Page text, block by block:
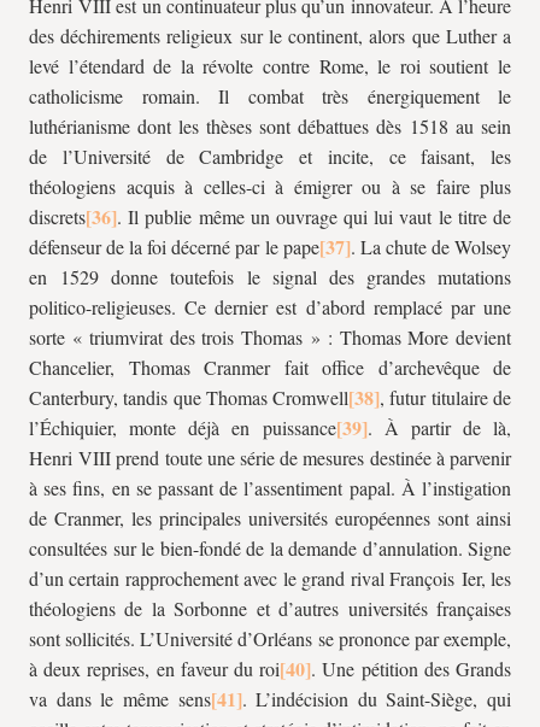
Henri VIII est un continuateur plus qu’un innovateur. À l’heure
des déchirements religieux sur le continent, alors que Luther a
levé l’étendard de la révolte contre Rome, le roi soutient le
catholicisme romain. Il combat très énergiquement le
luthérianisme dont les thèses sont débattues dès 1518 au sein
de l’Université de Cambridge et incite, ce faisant, les
théologiens acquis à celles-ci à émigrer ou à se faire plus
discrets
. Il publie même un ouvrage qui lui vaut le titre de
défenseur de la foi décerné par le pape
. La chute de Wolsey
en 1529 donne toutefois le signal des grandes mutations
politico-religieuses. Ce dernier est d’abord remplacé par une
sorte « triumvirat des trois Thomas » : Thomas More devient
Chancelier, Thomas Cranmer fait office d’archevêque de
Canterbury, tandis que Thomas Cromwell
, futur titulaire de
l’Échiquier, monte déjà en puissance
. À partir de là,
Henri VIII prend toute une série de mesures destinée à parvenir
à ses fins, en se passant de l’assentiment papal. À l’instigation
de Cranmer, les principales universités européennes sont ainsi
consultées sur le bien-fondé de la demande d’annulation. Signe
d’un certain rapprochement avec le grand rival François Ier, les
théologiens de la Sorbonne et d’autres universités françaises
sont sollicités. L’Université d’Orléans se prononce par exemple,
à deux reprises, en faveur du roi
. Une pétition des Grands
va dans le même sens
. L’indécision du Saint-Siège, qui